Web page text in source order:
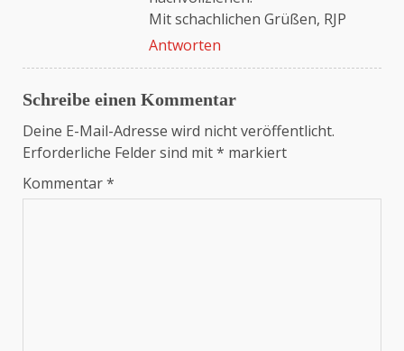
Mit schachlichen Grüßen, RJP
Antworten
Schreibe einen Kommentar
Deine E-Mail-Adresse wird nicht veröffentlicht.
Erforderliche Felder sind mit* markiert
Kommentar*